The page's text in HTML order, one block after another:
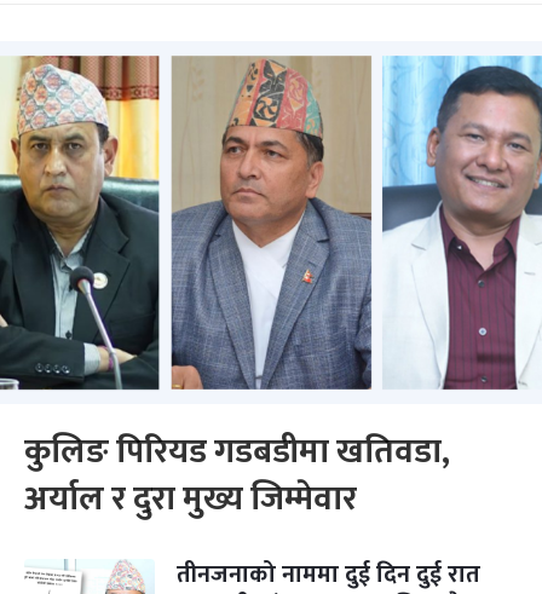
कुलिङ पिरियड गडबडीमा खतिवडा,
अर्याल र दुरा मुख्य जिम्मेवार
तीनजनाको नाममा दुई दिन दुई रात